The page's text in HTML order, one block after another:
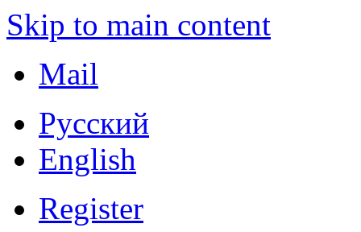
Skip to main content
Mail
Русский
English
Register